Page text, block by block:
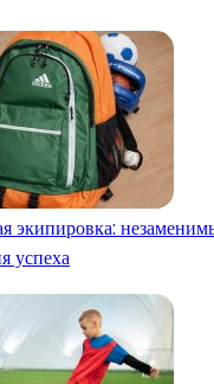
экипировка:
успеха